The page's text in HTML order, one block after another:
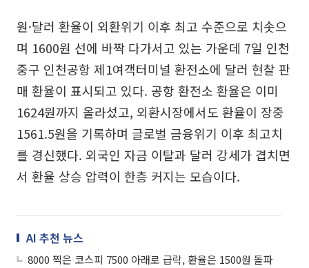
원·달러 환율이 외환위기 이후 최고 수준으로 치솟으
며 1600원 선에 바짝 다가서고 있는 가운데 7일 인천
중구 인천공항 제1여객터미널 환전소에 달러 현찰 판
매 환율이 표시되고 있다. 공항 환전소 환율은 이미
1624원까지 올라섰고, 외환시장에서도 환율이 장중
1561.5원을 기록하며 글로벌 금융위기 이후 최고치
를 경신했다. 외국인 자금 이탈과 달러 강세가 겹치면
서 환율 상승 압력이 한층 커지는 모습이다.
AI 추천 뉴스
8000 찍은 코스피 7500 아래로 급락, 환율은 1500원 돌파